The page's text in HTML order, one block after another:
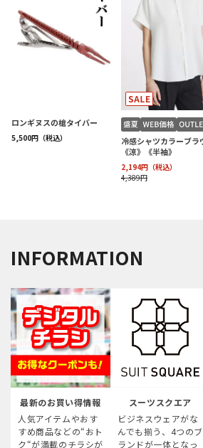
INFORMATION
最新のお買い得情報
人気アイテムやおす
すめ商品などの“おト
ク“が満載のチラシが
スーツスクエア
ビジネスウェアがな
んでも揃う、4つのブ
ランドが一体となっ